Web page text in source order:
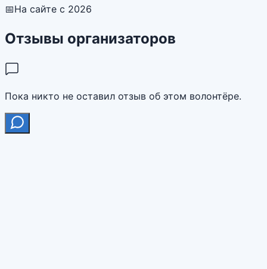
📅На сайте с 2026
Отзывы организаторов
Пока никто не оставил отзыв об этом волонтёре.